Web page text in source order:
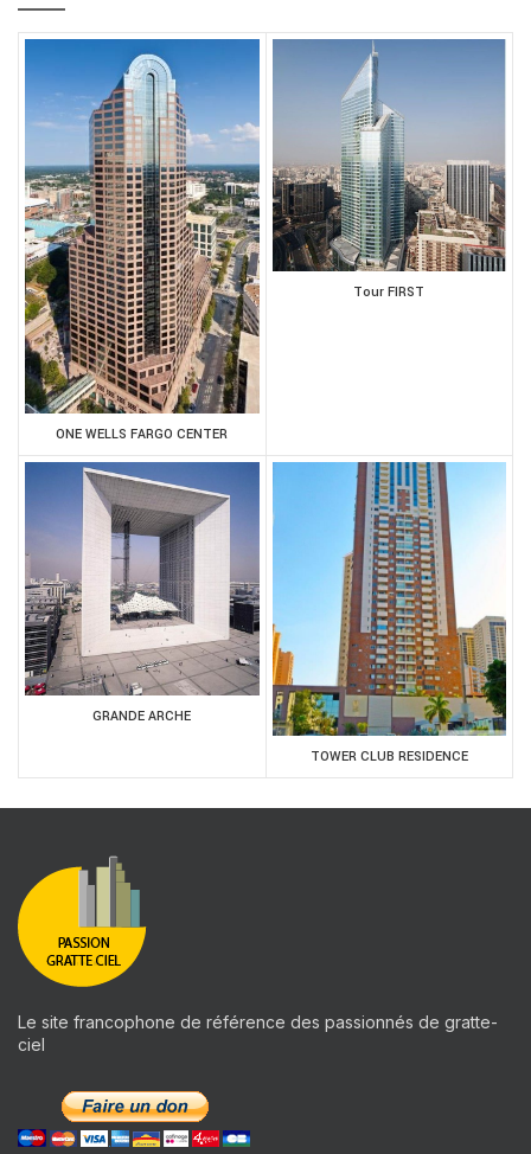
ONE WELLS FARGO CENTER
Tour FIRST
GRANDE ARCHE
TOWER CLUB RESIDENCE
Le site francophone de référence des passionnés de gratte-
ciel